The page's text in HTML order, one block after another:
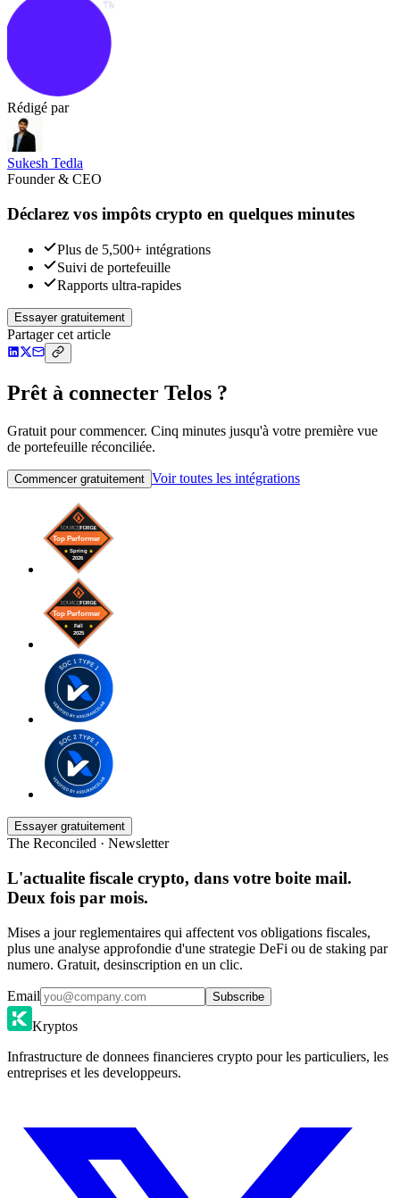
Rédigé par
Sukesh Tedla
Founder & CEO
Déclarez vos impôts crypto en quelques minutes
Plus de 5,500+ intégrations
Suivi de portefeuille
Rapports ultra-rapides
Essayer gratuitement
Partager cet article
Prêt à connecter Telos ?
Gratuit pour commencer. Cinq minutes jusqu'à votre première vue
de portefeuille réconciliée.
Commencer gratuitement Voir toutes les intégrations
Essayer gratuitement
The Reconciled · Newsletter
L'actualite fiscale crypto, dans votre boite mail.
Deux fois par mois.
Mises a jour reglementaires qui affectent vos obligations fiscales,
plus une analyse approfondie d'une strategie DeFi ou de staking par
numero. Gratuit, desinscription en un clic.
Email Subscribe
Kryptos
Infrastructure de donnees financieres crypto pour les particuliers, les
entreprises et les developpeurs.